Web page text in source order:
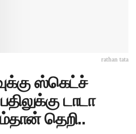
rathan tata
ஸ்கெட்ச்
டாடா
தெறி..